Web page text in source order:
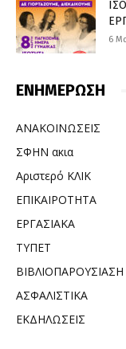
6
ΕΝΗΜΕΡΩΣΗ
ΑΝΑΚΟΙΝΩΣΕΙΣ
ΣΦΗΝ ακια
Αριστερό ΚΛΙΚ
ΕΠΙΚΑΙΡΟΤΗΤΑ
ΕΡΓΑΣΙΑΚΑ
ΤΥΠΕΤ
ΒΙΒΛΙΟΠΑΡΟΥΣΙΑΣΗ
ΑΣΦΑΛΙΣΤΙΚΑ
ΕΚΔΗΛΩΣΕΙΣ